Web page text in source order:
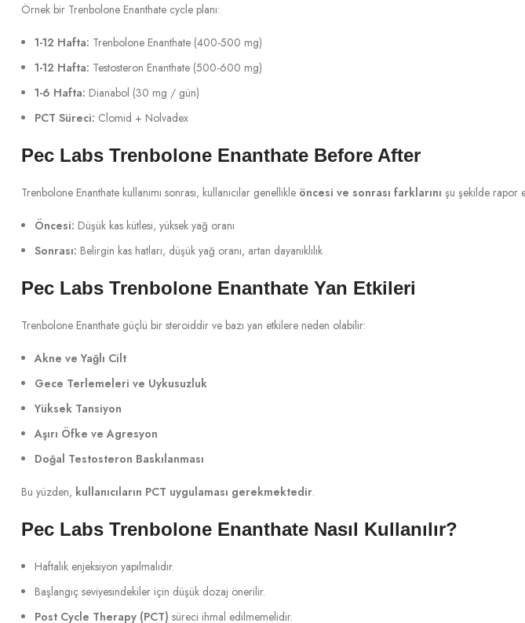
Örnek bir Trenbolone Enanthate cycle planı:
1-12 Hafta: Trenbolone Enanthate (400-500 mg)
1-12 Hafta: Testosteron Enanthate (500-600 mg)
1-6 Hafta: Dianabol (30 mg / gün)
PCT Süreci: Clomid + Nolvadex
Pec Labs Trenbolone Enanthate Before After
Trenbolone Enanthate kullanımı sonrası, kullanıcılar genellikle öncesi ve sonrası farklarını şu şekilde rapor
Öncesi: Düşük kas kütlesi, yüksek yağ oranı
Sonrası: Belirgin kas hatları, düşük yağ oranı, artan dayanıklılık
Pec Labs Trenbolone Enanthate Yan Etkileri
Trenbolone Enanthate güçlü bir steroiddir ve bazı yan etkilere neden olabilir:
Akne ve Yağlı Cilt
Gece Terlemeleri ve Uykusuzluk
Yüksek Tansiyon
Aşırı Öfke ve Agresyon
Doğal Testosteron Baskılanması
Bu yüzden, kullanıcıların PCT uygulaması gerekmektedir.
Pec Labs Trenbolone Enanthate Nasıl Kullanılır?
Haftalık enjeksiyon yapılmalıdır.
Başlangıç seviyesindekiler için düşük dozaj önerilir.
Post Cycle Therapy (PCT) süreci ihmal edilmemelidir.